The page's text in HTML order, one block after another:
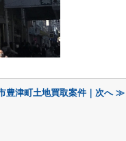
豊津町土地買取案件｜次へ ≫